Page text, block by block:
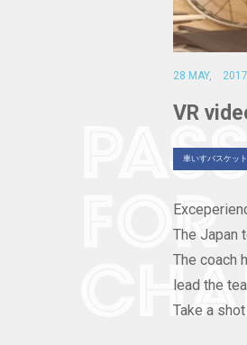
28 MAY, 2017
VR
車いすバスケッ
The Japan
The coach
lead the
Take a